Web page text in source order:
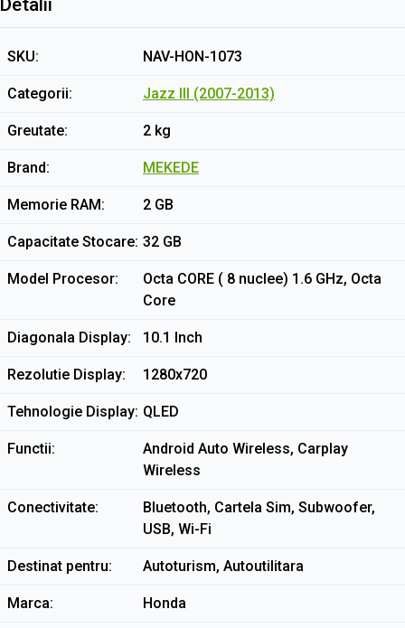
SKU NAV-HON-1073
Categorii Jazz III (2007-2013)
Greutate 2 kg
Brand MEKEDE
Memorie RAM 2 GB
Capacitate Stocare 32 GB
Model Procesor
Octa CORE ( 8 nuclee) 1.6 GHz, Octa
Core
Diagonala Display 10.1 Inch
Rezolutie Display 1280x720
Tehnologie Display QLED
Functii
Android Auto Wireless, Carplay
Wireless
Conectivitate
Bluetooth, Cartela Sim, Subwoofer,
USB, Wi-Fi
Destinat pentru Autoturism, Autoutilitara
Marca Honda